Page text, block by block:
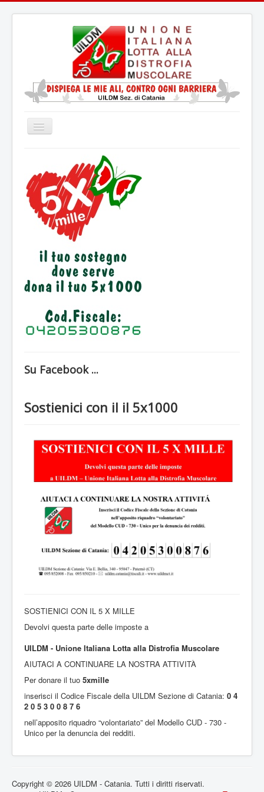
Cambia
La UILDM
La Distrofia Muscolare
Servizio Civile Universale
Attività
Eventi
Sostieni L'UIDM
Diventa un volontario
Contatti
Su Facebook ...
Sostienici con il il 5x1000
SOSTIENICI CON IL 5 X MILLE
Devolvi questa parte delle imposte a
UILDM - Unione Italiana Lotta alla Distrofia Muscolare
AIUTACI A CONTINUARE LA NOSTRA ATTIVITÀ
Per donare il tuo 5xmille
inserisci il Codice Fiscale della UILDM Sezione di Catania: 0 4
2 0 5 3 0 0 8 7 6
nell’apposito riquadro “volontariato” del Modello CUD - 730 -
Unico per la denuncia dei redditi.
Copyright © 2026 UILDM - Catania. Tutti i diritti riservati.